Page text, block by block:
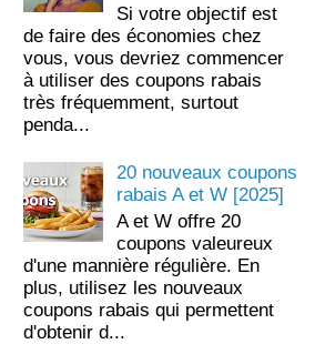
Si votre objectif est
de faire des économies chez
vous, vous devriez commencer
à utiliser des coupons rabais
très fréquemment, surtout
penda...
20 nouveaux coupons
rabais A et W [2025]
A et W offre 20
coupons valeureux
d'une mannière régulière. En
plus, utilisez les nouveaux
coupons rabais qui permettent
d'obtenir d...